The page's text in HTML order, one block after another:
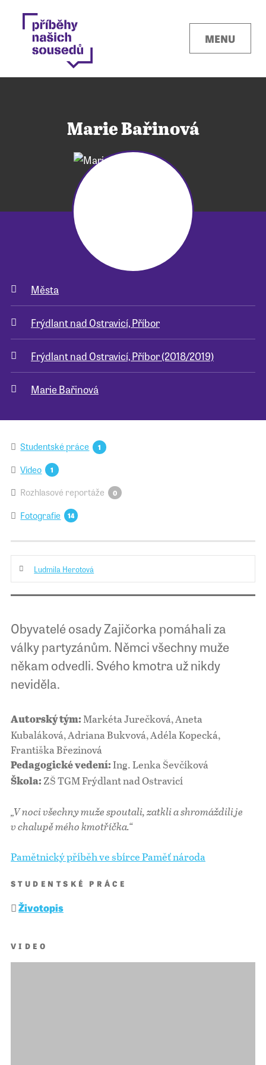
MENU
Pro školy
Příběhy našich sousedů
Marie Bařinová
Města
Frýdlant nad Ostravicí, Příbor
Frýdlant nad Ostravicí, Příbor (2018/2019)
Marie Bařinová
Studentské práce 1
Video 1
Rozhlasové reportáže 0
Fotografie 14
Ludmila Herotová
Obyvatelé osady Zajičorka pomáhali za
války partyzánům. Němci všechny muže
někam odvedli. Svého kmotra už nikdy
neviděla.
Autorský tým: Markéta Jurečková, Aneta
Kubaláková, Adriana Bukvová, Adéla Kopecká,
Františka Březinová
Pedagogické vedení: Ing. Lenka Ševčíková
Škola: ZŠ TGM Frýdlant nad Ostravicí
„V noci všechny muže spoutali, zatkli a shromáždili je
v chalupě mého kmotříčka.“
Pamětnický příběh ve sbírce Paměť národa
STUDENTSKÉ PRÁCE
Životopis
VIDEO